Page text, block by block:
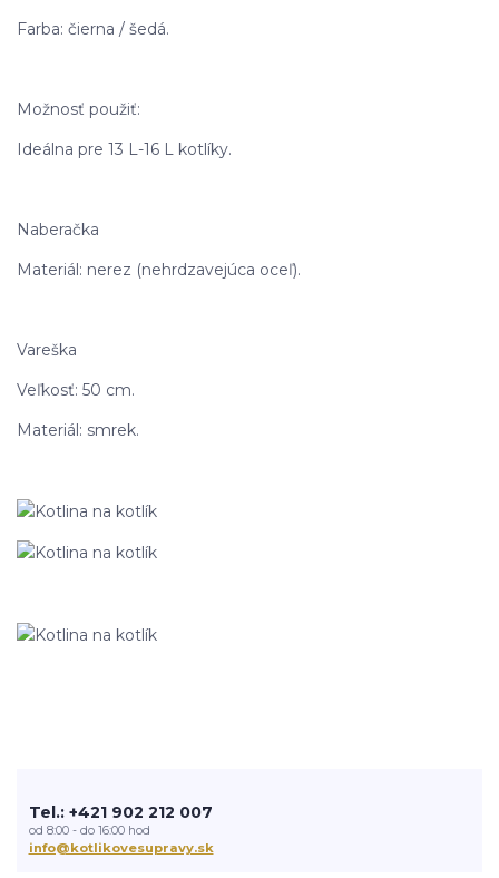
Farba: čierna / šedá.
Možnosť použiť:
Ideálna pre 13 L-16 L kotlíky.
Naberačka
Materiál: nerez (nehrdzavejúca oceľ).
Vareška
Veľkosť: 50 cm.
Materiál: smrek.
Tel.: +421 902 212 007
od 8:00 - do 16:00 hod
info@kotlikovesupravy.sk